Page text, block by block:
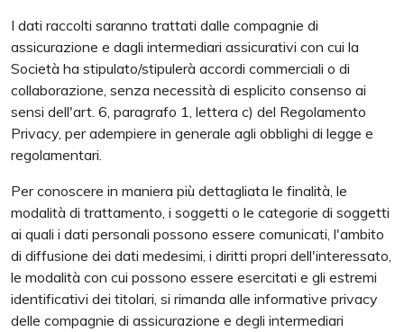
I dati raccolti saranno trattati dalle compagnie di
assicurazione e dagli intermediari assicurativi con cui la
Società ha stipulato/stipulerà accordi commerciali o di
collaborazione, senza necessità di esplicito consenso ai
sensi dell'art. 6, paragrafo 1, lettera c) del Regolamento
Privacy, per adempiere in generale agli obblighi di legge e
regolamentari.
Per conoscere in maniera più dettagliata le finalità, le
modalità di trattamento, i soggetti o le categorie di soggetti
ai quali i dati personali possono essere comunicati, l'ambito
di diffusione dei dati medesimi, i diritti propri dell'interessato,
le modalità con cui possono essere esercitati e gli estremi
identificativi dei titolari, si rimanda alle informative privacy
delle compagnie di assicurazione e degli intermediari